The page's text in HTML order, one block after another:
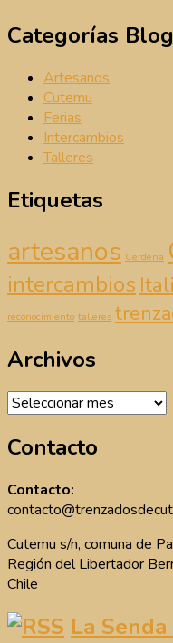
Categorías Blog
Artesanos
Cutemu
Ferias
Intercambios
Talleres
Etiquetas
artesanos Cerdeña
intercambios
reconocimiento talleres
Archivos
Archivos
Contacto
Contacto:
Cutemu s/n, comuna de
Región del Libertador
Chile
La